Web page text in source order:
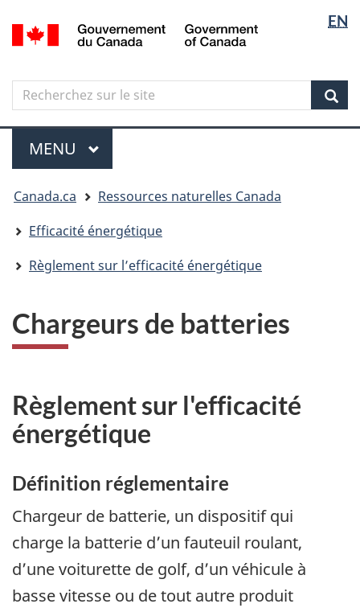
Aller
au
principal
Skip
to
government"
Passer
à
version
simplifiée
langue
EN
Canada
Search
Recherchez
sur
le
site
Menu
MENU PRINCIPAL
êtes
ici
Canada.ca
Ressources naturelles Canada
Efficacité énergétique
Règlement sur l’efficacité énergétique
Chargeurs de batteries
Règlement sur l'efficacité
énergétique
Définition réglementaire
Chargeur de batterie, un dispositif qui
charge la batterie d’un fauteuil roulant,
d’une voiturette de golf, d’un véhicule à
basse vitesse ou de tout autre produit